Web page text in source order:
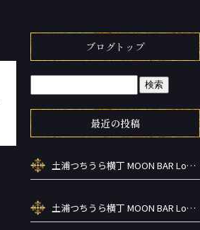
ブログトップ
最近の投稿
土浦つちうら横丁 MOON BAR Lounge ーズメントBAR シーシャカラ オケお酒
土浦つちうら横丁 MOON BAR Lounge ーズメントBAR シーシャカラ オケお酒